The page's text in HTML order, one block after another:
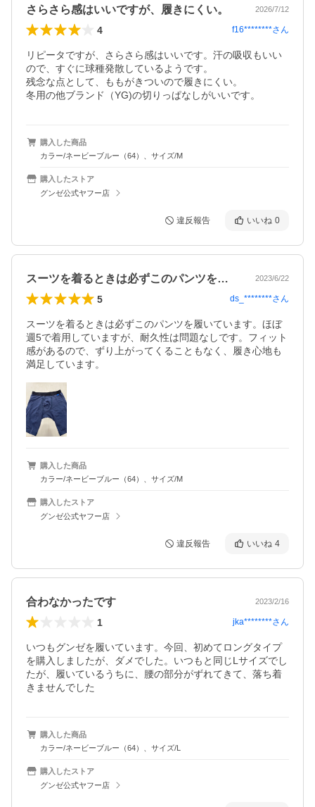
さらさら感はいいですが、履きにくい。 2026/7/12
4 f16********さん
リピータですが、さらさら感はいいです。汗の吸収もいい
ので、すぐに球種発散しているようです。
残念な点として、ももがきついので履きにくい。
購入した商品
カラー/ネービーブルー（64）、サイズ/M
購入したストア
グンゼ公式ヤフー店
違反報告 いいね 0
スーツを着るときは必ずこのパンツを履い… 2023/6/22
5 ds_********さん
スーツを着るときは必ずこのパンツを履いています。ほぼ
週5で着用していますが、耐久性は問題なしです。フィット
感があるので、ずり上がってくることもなく、履き心地も
満足しています。
購入した商品
カラー/ネービーブルー（64）、サイズ/M
購入したストア
グンゼ公式ヤフー店
違反報告 いいね 4
合わなかったです 2023/2/16
1 jka********さん
いつもグンゼを履いています。今回、初めてロングタイプ
を購入しましたが、ダメでした。いつもと同じLサイズでし
たが、履いているうちに、腰の部分がずれてきて、落ち着
きませんでした
購入した商品
カラー/ネービーブルー（64）、サイズ/L
購入したストア
グンゼ公式ヤフー店